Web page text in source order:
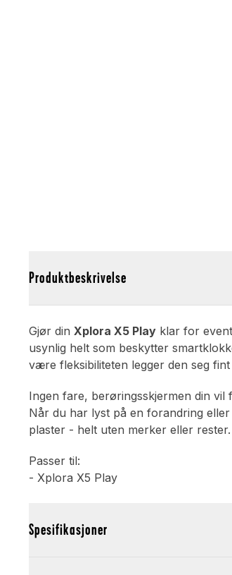
Produktbeskrivelse
Gjør dinXplora X5 Play klar for
usynlig helt som beskytter
være fleksibiliteten legger den seg
Ingen fare, berøringsskjermen din vil
Når du har lyst på en forandring
plaster - helt uten merker eller
Passer til:
- Xplora X5 Play
Spesifikasjoner